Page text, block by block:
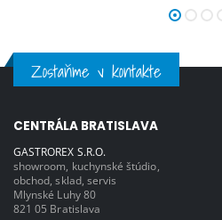
Zostaňme v kontakte
CENTRÁLA BRATISLAVA
GASTROREX S.R.O.
showroom, kuchynské štúdio,
obchod, sklad, servis
Mlynské Luhy 80
821 05 Bratislava